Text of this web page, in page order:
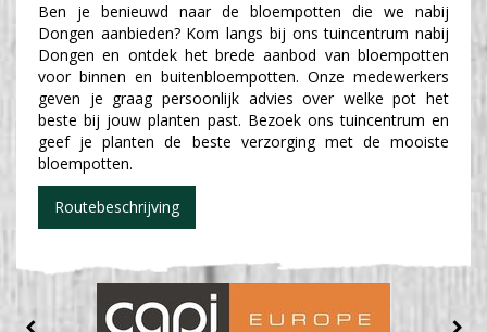
Ben je benieuwd naar de bloempotten die we nabij
Dongen aanbieden? Kom langs bij ons tuincentrum nabij
Dongen en ontdek het brede aanbod van bloempotten
voor binnen en buitenbloempotten. Onze medewerkers
geven je graag persoonlijk advies over welke pot het
beste bij jouw planten past. Bezoek ons tuincentrum en
geef je planten de beste verzorging met de mooiste
bloempotten.
Routebeschrijving